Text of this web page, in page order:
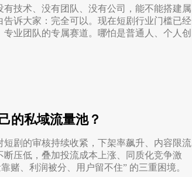
技术、没有团队、没有公司，能不能搭建属
诉大家：完全可以。现在短剧行业门槛已经
业团队的专属赛道。哪怕是普通人、个人创
的私域流量池？
剧的审核持续收紧，下架率飙升、内容限流
压低，叠加投流成本上涨、同质化竞争激
赌、利润被分、用户留不住” 的三重困境。